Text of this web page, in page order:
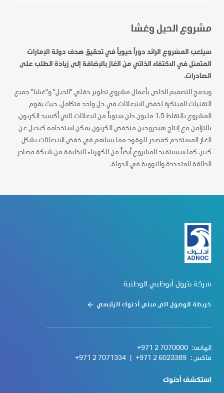
مشروع الحيل وغشا
سيلعب المشروع الرائد دوراً حيوياً في تحقيق هدف دولة الإمارات
المتمثل في الاكتفاء الذاتي من الغاز بالإضافة إلى زيادة الطلب على
الصادرات.
ويدمج التصميم الخاص بأعمال مشروع تطوير حقلي "الحيل" و"غشا" جميع
التقنيات المبتكرة لخفض الانبعاثات في حل واحد متكامل، حيث يقوم
المشروع بالتقاط 1.5 مليون طن سنوياً من انبعاثات ثاني أكسيد الكربون،
بالتزامن مع إنتاج هيدروجين منخفض الكربون يمكن استخدامه كبديل عن
الغاز المستخدم كمصدر للوقود مما يساهم في خفض الانبعاثات بشكل
كبير. كما سيستفيد المشروع أيضاً من الكهرباء النظيفة من شبكة مصادر
الطاقة المتجددة والنووية في الدولة.
شركة بترول أبوظبي الوطنية
خريطة الوصول الى مبنى أدنوك الرئيسي
الهاتف: +971 2 7070000
فاكس : +971 2 6023389
+971 2 7071334
استكشف أدنوك